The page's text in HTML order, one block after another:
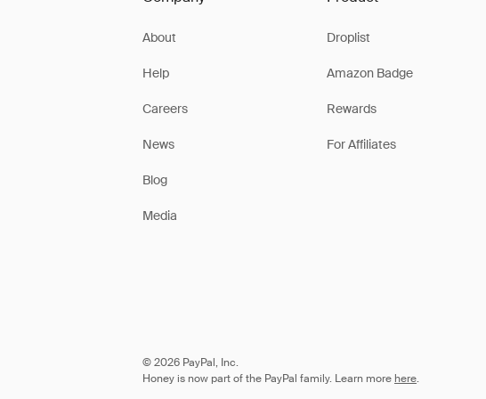
About
Help
Careers
News
Blog
Media
Droplist
Amazon Badge
Rewards
For Affiliates
© 2026 PayPal, Inc.
Honey is now part of the PayPal family. Learn more here.